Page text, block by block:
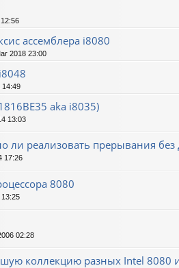
ассемблера i8080
2018 23:00
14:49
aka i8035)
13:03
ли реализовать прерывания без
17:26
8080
02:28
коллекцию разных Intel 8080